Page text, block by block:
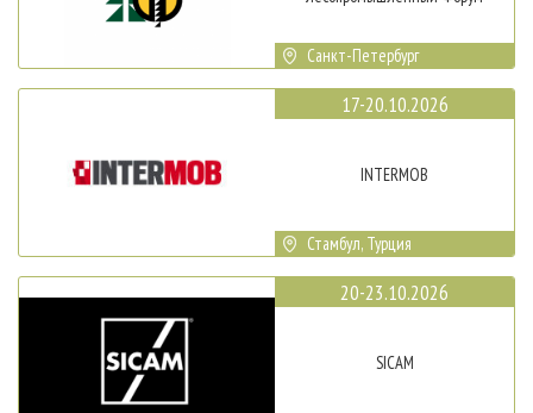
Санкт-Петербург
17-20.10.2026
INTERMOB
Стамбул, Турция
20-23.10.2026
SICAM